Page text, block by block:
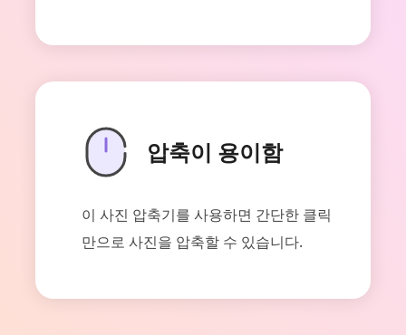
압축이 용이함
이 사진 압축기를 사용하면 간단한 클릭
만으로 사진을 압축할 수 있습니다.